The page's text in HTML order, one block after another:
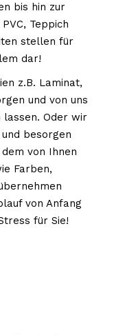
bis hin zur
Teppich
stellen für
dar!
z.B. Laminat,
und von uns
lassen. Oder wir
besorgen
von Ihnen
Farben,
von Anfang
für Sie!